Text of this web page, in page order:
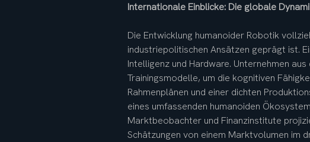
Internationale Einblicke: Die globale
Die Entwicklung humanoider Robotik
industriepolitischen Ansätzen geprägt ist.
Intelligenz und Hardware. Unternehmen
Trainingsmodelle, um die kognitiven
Rahmenplänen und einer dichten
eines umfassenden humanoiden
Marktbeobachter und Finanzinstitute
Schätzungen von einem Marktvolumen im